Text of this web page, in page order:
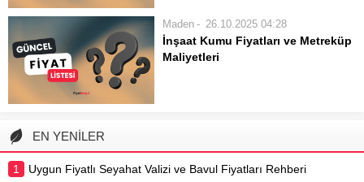
mekanlardan dış cephelere, zemin
döşemelerinden tezgah üstlerine
kadar geniş bir kullanım alanına
Maden 26.10.2025 04:28
İnşaat Kumu Fiyatları ve Metreküp
Maliyetleri
sunuyoruz. Bu içerikte, farklı kum
EN YENİLER
1 Uygun Fiyatlı Seyahat Valizi ve Bavul Fiyatları Rehberi